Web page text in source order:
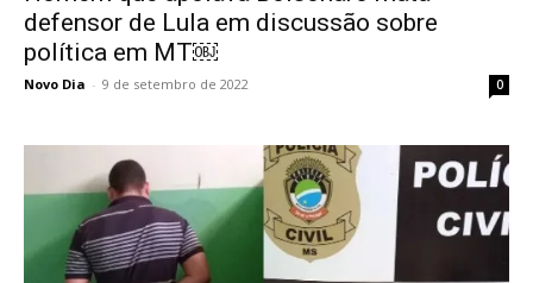
defensor de Lula em discussão sobre
política em MT￼
Novo Dia - 9 de setembro de 2022 0